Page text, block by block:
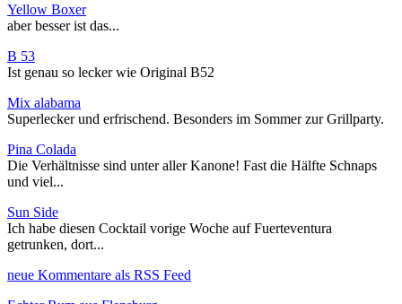
Yellow Boxer
aber besser ist das...
B 53
Ist genau so lecker wie Original B52
Mix alabama
Superlecker und erfrischend. Besonders im Sommer zur Grillparty.
Pina Colada
Die Verhältnisse sind unter aller Kanone! Fast die Hälfte Schnaps
und viel...
Sun Side
Ich habe diesen Cocktail vorige Woche auf Fuerteventura
getrunken, dort...
neue Kommentare als RSS Feed